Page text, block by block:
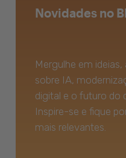
Novidades no
Mergulhe em
sobre IA,
digital e o futuro do
Inspire-se e fique
mais relevantes.